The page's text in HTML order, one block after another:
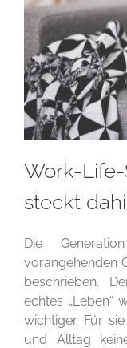
Work-
steckt
Die
vorangehenden
beschrieben.
echtes „Leben“
wichtiger. Für
und Alltag